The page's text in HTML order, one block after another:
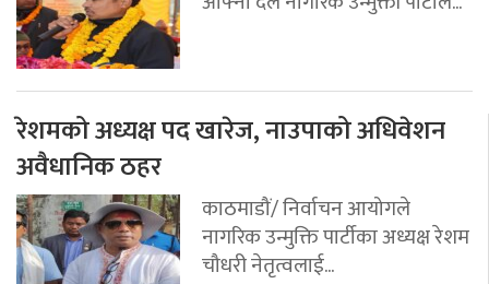
रेशमको अध्यक्ष पद खारेज, नाउपाको अधिवेशन
अवैधानिक ठहर
काठमाडौं/ निर्वाचन आयोगले
नागरिक उन्मुक्ति पार्टीका अध्यक्ष रेशम
चौधरी नेतृत्वलाई...